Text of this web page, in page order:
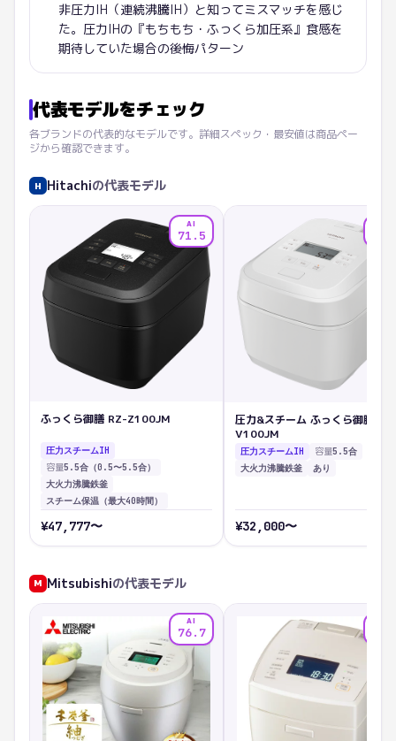
非圧力IH（連続沸騰IH）と知ってミスマッチを感じ
た。圧力IHの『もちもち・ふっくら加圧系』食感を
期待していた場合の後悔パターン
代表モデルをチェック
各ブランドの代表的なモデルです。詳細スペック・最安値は商品ペー
ジから確認できます。
H Hitachiの代表モデル
AI
71.5
ふっくら御膳 RZ-Z100JM
圧力スチームIH
容量5.5合（0.5〜5.5合）
大火力沸騰鉄釜
スチーム保温（最大40時間）
¥47,777〜
圧力&スチーム ふっくら御膳 RZ-
V100JM
圧力スチームIH 容量5.5合
大火力沸騰鉄釜
あり
¥32,000〜
M Mitsubishiの代表モデル
AI
76.7